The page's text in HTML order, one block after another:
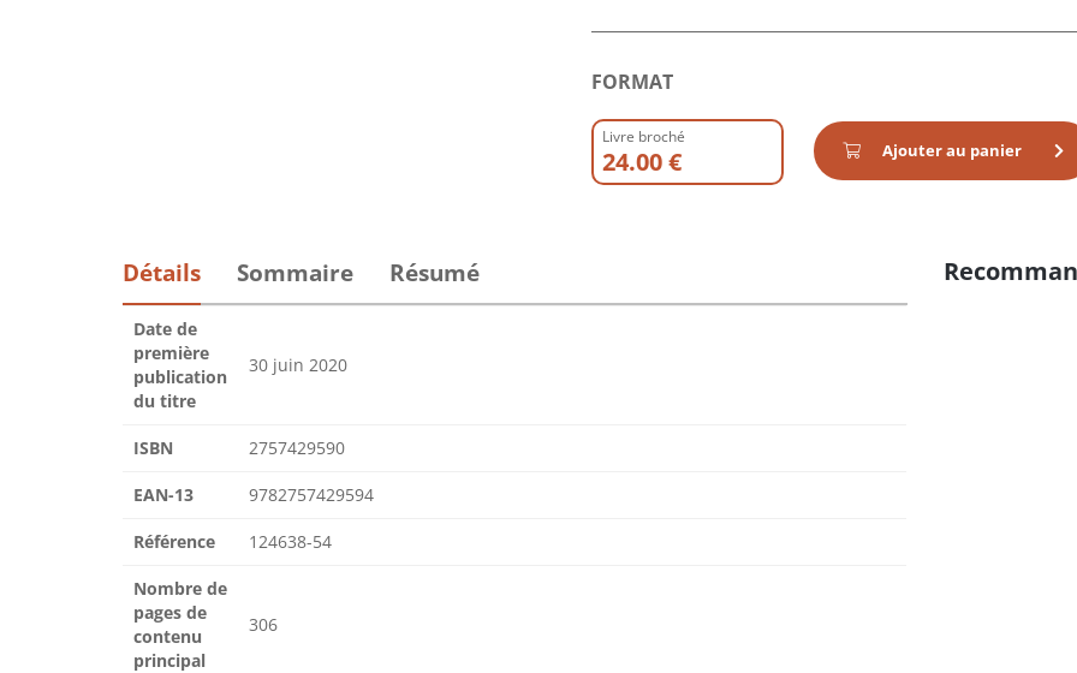
FORMAT
Livre broché
24.00 € Ajouter au panier
Détails Sommaire Résumé
Date de
première
publication
du titre
30 juin 2020
ISBN 2757429590
EAN-13 9782757429594
Référence 124638-54
Nombre de
pages de
contenu
principal
306